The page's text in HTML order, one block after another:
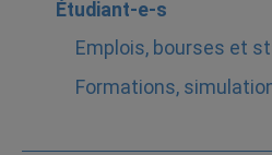
Étudiant-e-s
Emplois, bourses et
Formations,